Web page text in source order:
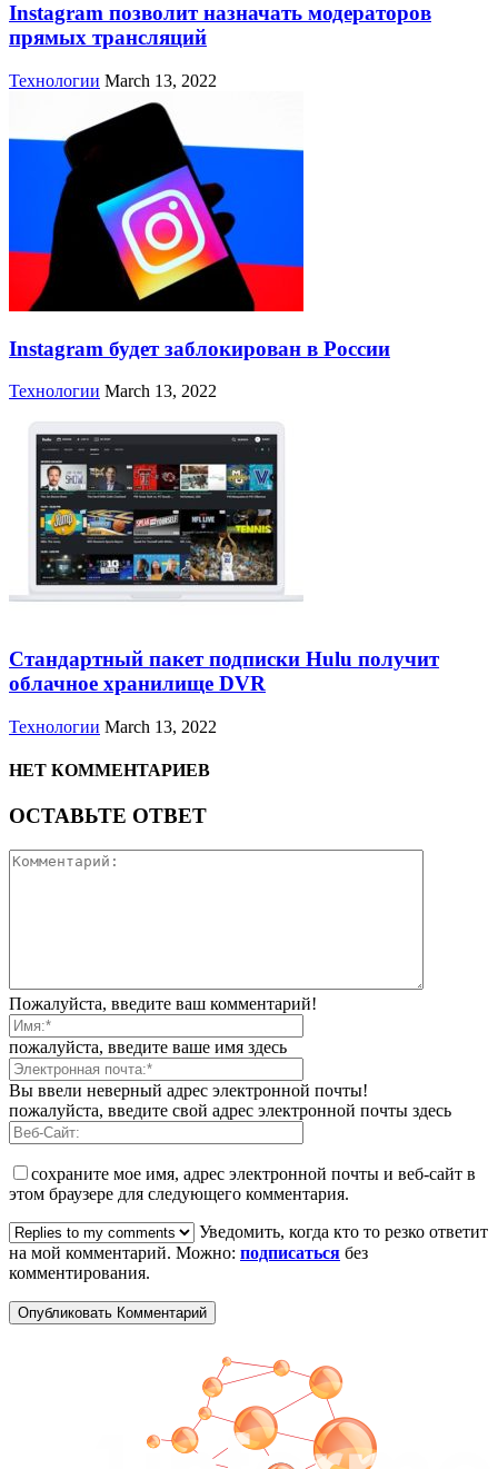
Instagram позволит назначать модераторов
прямых трансляций
Технологии March 13, 2022
Instagram будет заблокирован в России
Технологии March 13, 2022
Стандартный пакет подписки Hulu получит
облачное хранилище DVR
Технологии March 13, 2022
НЕТ КОММЕНТАРИЕВ
ОСТАВЬТЕ ОТВЕТ
Пожалуйста, введите ваш комментарий!
пожалуйста, введите ваше имя здесь
Вы ввели неверный адрес электронной почты!
пожалуйста, введите свой адрес электронной почты здесь
сохраните мое имя, адрес электронной почты и веб-сайт в
этом браузере для следующего комментария.
Уведомить, когда кто то резко ответит
на мой комментарий. Можно: подписаться без
комментирования.